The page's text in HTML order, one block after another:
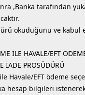
,Banka tarafından
okuduğunu ve kabul
İLE HAVALE/EFT
İADE PROSÜDÜRÜ
Havale/EFT ödeme
hesap bilgileri